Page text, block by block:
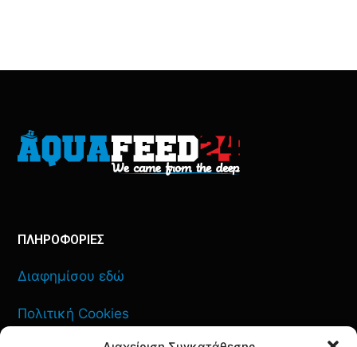
ΠΛΗΡΟΦΟΡΙΕΣ
Διαφημίσου εδώ
Πολιτική Cookies